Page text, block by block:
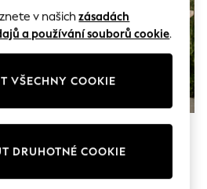
v našichzásadách
a používání souborů cookie.
VŠECHNY COOKIE
DRUHOTNÉ COOKIE